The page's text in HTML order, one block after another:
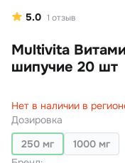
5.0 1 отзыв
Multivita
шипучие 20 шт
Нет в наличии в
Дозировка
250 мг
1000 мг